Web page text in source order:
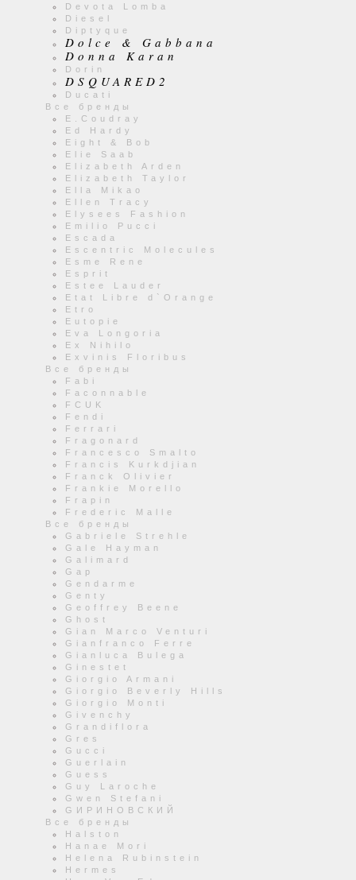
Devota Lomba
Diesel
Diptyque
Dolce & Gabbana
Donna Karan
Dorin
DSQUARED2
Ducati
Все бренды
E.Coudray
Ed Hardy
Eight & Bob
Elie Saab
Elizabeth Arden
Elizabeth Taylor
Ella Mikao
Ellen Tracy
Elysees Fashion
Emilio Pucci
Escada
Escentric Molecules
Esme Rene
Esprit
Estee Lauder
Etat Libre d`Orange
Etro
Eutopie
Eva Longoria
Ex Nihilo
Exvinis Floribus
Все бренды
Fabi
Faconnable
FCUK
Fendi
Ferrari
Fragonard
Francesco Smalto
Francis Kurkdjian
Franck Olivier
Frankie Morello
Frapin
Frederic Malle
Все бренды
Gabriele Strehle
Gale Hayman
Galimard
Gap
Gendarme
Genty
Geoffrey Beene
Ghost
Gian Marco Venturi
Gianfranco Ferre
Gianluca Bulega
Ginestet
Giorgio Armani
Giorgio Beverly Hills
Giorgio Monti
Givenchy
Grandiflora
Gres
Gucci
Guerlain
Guess
Guy Laroche
Gwen Stefani
GИРИНОВСКИЙ
Все бренды
Halston
Hanae Mori
Helena Rubinstein
Hermes